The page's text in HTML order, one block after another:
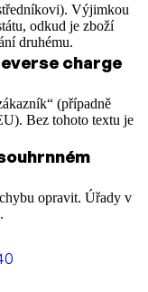
Výjimkou
odkud je zboží
druhému.
charge
(případně
Bez tohoto textu je
opravit. Úřady v